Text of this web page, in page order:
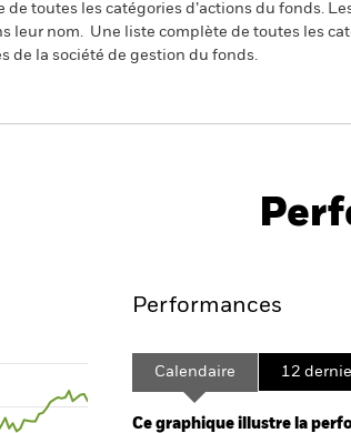
de toutes les catégories d’actions du fonds.
leur nom. Une liste complète de toutes les
de la société de gestion du fonds.
displaying Time. Range: 2022-04-30 00:00:00 to
values. Range: -10 to 20.
Performances
Calendaire 12
Ce graphique illustre la